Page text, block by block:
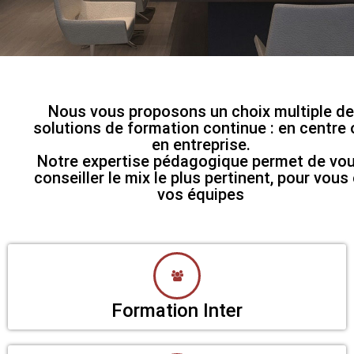
Nous vous proposons un choix multiple de
solutions de formation continue : en centre
en entreprise.
Notre expertise pédagogique permet de
conseiller le mix le plus pertinent, pour vous
vos équipes
Formation Inter